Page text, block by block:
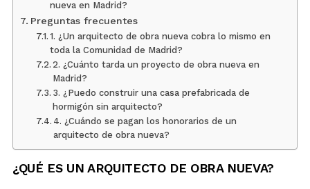
nueva en Madrid?
Preguntas frecuentes
1. ¿Un arquitecto de obra nueva cobra lo mismo en
toda la Comunidad de Madrid?
2. ¿Cuánto tarda un proyecto de obra nueva en
Madrid?
3. ¿Puedo construir una casa prefabricada de
hormigón sin arquitecto?
4. ¿Cuándo se pagan los honorarios de un
arquitecto de obra nueva?
¿QUÉ ES UN ARQUITECTO DE OBRA NUEVA?